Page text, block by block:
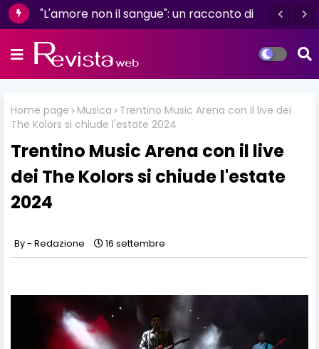
"L'amore non il sangue": un racconto di
Luisa D'Amico
Home page Musica
Trentino Music Arena con il live dei
The Kolors si chiude l'estate 2024
Trentino Music Arena con il live
dei The Kolors si chiude l'estate
2024
Redazione 16 settembre